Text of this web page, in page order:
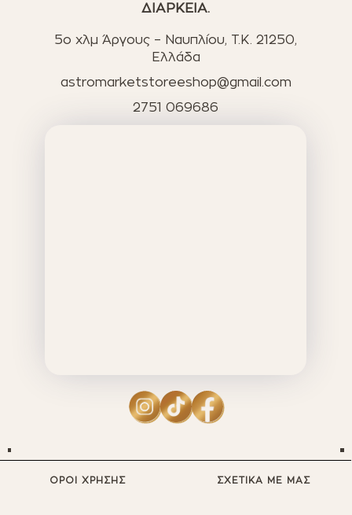
ΔΙΑΡΚΕΙΑ.
5ο χλμ Άργους – Ναυπλίου, T.K. 21250,
Ελλάδα
astromarketstoreeshop@gmail.com
2751 069686
ΟΡΟΙ ΧΡΗΣΗΣ ΣΧΕΤΙΚΑ ΜΕ ΜΑΣ